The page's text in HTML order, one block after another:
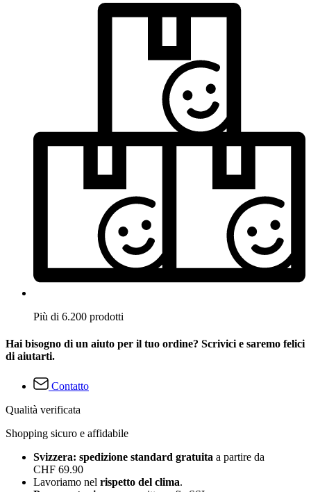
Più di 6.200 prodotti
Hai bisogno di un aiuto per il tuo ordine? Scrivici e saremo felici
di aiutarti.
Contatto
Qualità verificata
Shopping sicuro e affidabile
Svizzera: spedizione standard gratuita a partire da
CHF 69.90
Lavoriamo nel rispetto del clima.